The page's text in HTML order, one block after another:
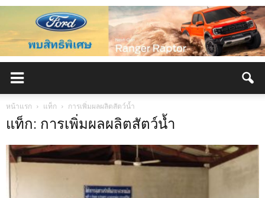
หน้าแรก แท็ก การเพิ่มผลผลิตสัตว์น้ำ
แท็ก: การเพิ่มผลผลิตสัตว์น้ำ